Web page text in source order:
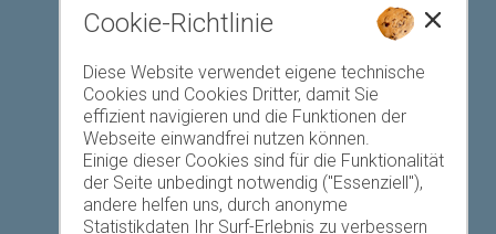
Unterkunft anmelden
Cookie-Richtlinie
Diese Website verwendet eigene technische
Cookies und Cookies Dritter, damit Sie
effizient navigieren und die Funktionen der
Webseite einwandfrei nutzen können.
Einige dieser Cookies sind für die Funktionalität
der Seite unbedingt notwendig ("Essenziell"),
andere helfen uns, durch anonyme
Statistikdaten Ihr Surf-Erlebnis zu verbessern